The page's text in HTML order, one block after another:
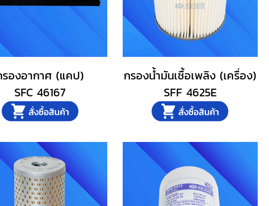
องอากาศ (แคป)
SFC 46167
กรองน้ำมันเชื้อเพลิง (เครื่อง)
SFF 4625E